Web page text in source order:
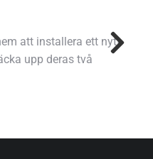
att installera ett nytt
upp deras två